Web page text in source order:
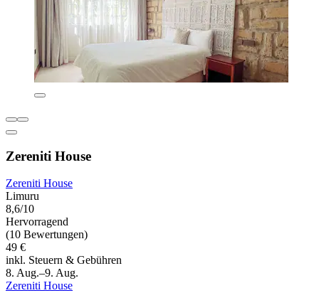
Zereniti House
Zereniti House
Limuru
8,6/10
Hervorragend
(10 Bewertungen)
49 €
inkl. Steuern & Gebühren
8. Aug.–9. Aug.
Zereniti House